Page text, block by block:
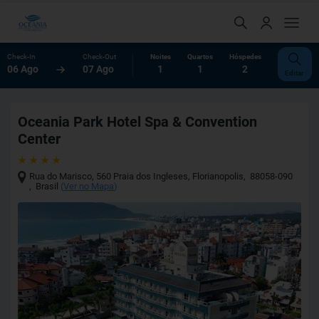
Check-In
06 Ago
Check-Out
07 Ago
Noites
1
Quartos
1
Hóspedes
2 Editar
Oceania Park Hotel Spa & Convention
Center
Rua do Marisco, 560 Praia dos Ingleses, Florianopolis, 88058-090
, Brasil (Ver no Mapa)